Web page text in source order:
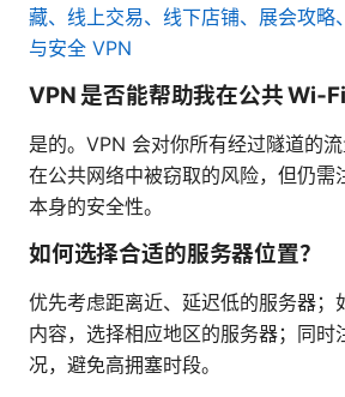
藏、线上交易、线下店铺、展会攻略
与安全 VPN
VPN 是否能帮助我在公共 Wi‑Fi
是的。VPN 会对你所有经过隧道的
在公共网络中被窃取的风险，但仍需
本身的安全性。
如何选择合适的服务器位置？
优先考虑距离近、延迟低的服务器；
内容，选择相应地区的服务器；同时
况，避免高拥塞时段。